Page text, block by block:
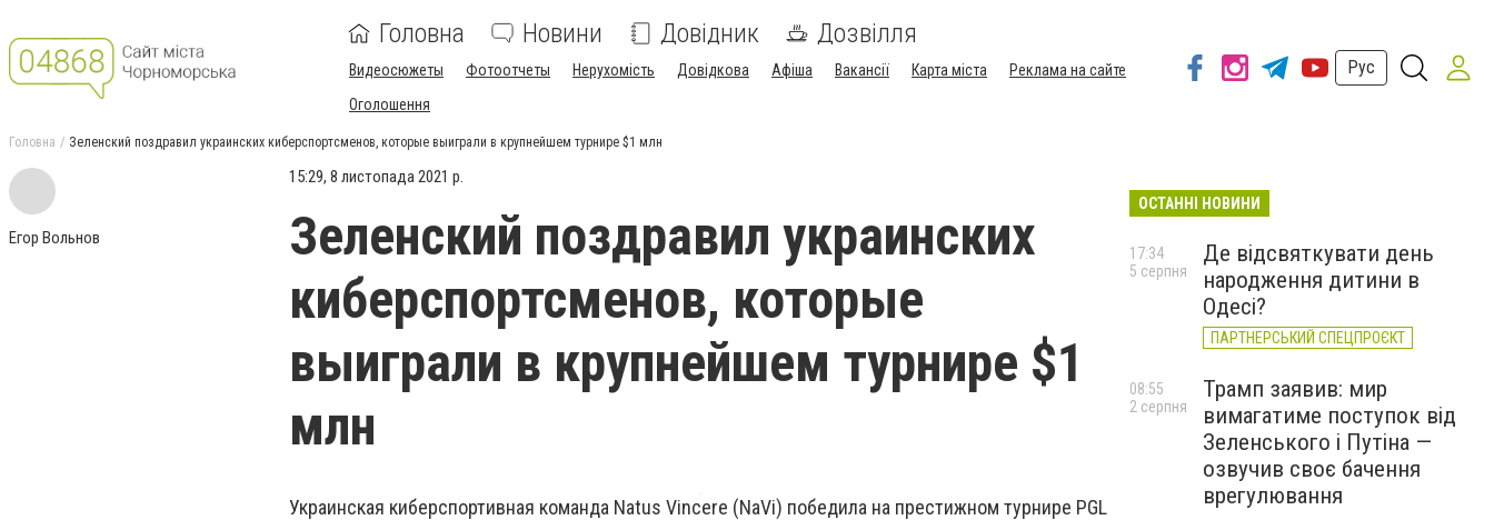
Головна Новини Довідник Дозвілля
Видеосюжеты Фотоотчеты Нерухомість Довідкова Афіша Вакансії Карта міста
Реклама на сайте
Оголошення
Рус
Головна Зеленский поздравил украинских киберспортсменов, которые выиграли в крупнейшем турнире $1 млн
Егор Вольнов
15:29, 8 листопада 2021 р.
Зеленский поздравил украинских
киберспортсменов, которые
выиграли в крупнейшем турнире $1
млн
Украинская киберспортивная команда Natus Vincere (NaVi) победила на престижном турнире PGL
ОСТАННІ НОВИНИ
Де відсвяткувати день
народження дитини в
Одесі?
ПАРТНЕРСЬКИЙ СПЕЦПРОЄКТ
17:34
5 серпня
Трамп заявив: мир
вимагатиме поступок від
Зеленського і Путіна —
озвучив своє бачення
врегулювання
08:55
2 серпня